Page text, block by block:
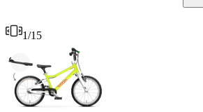
1/15